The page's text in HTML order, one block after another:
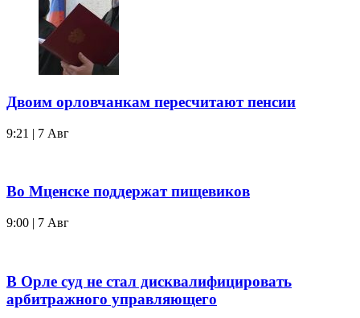
Двоим орловчанкам пересчитают пенсии
9:21 | 7 Авг
Во Мценске поддержат пищевиков
9:00 | 7 Авг
В Орле суд не стал дисквалифицировать
арбитражного управляющего